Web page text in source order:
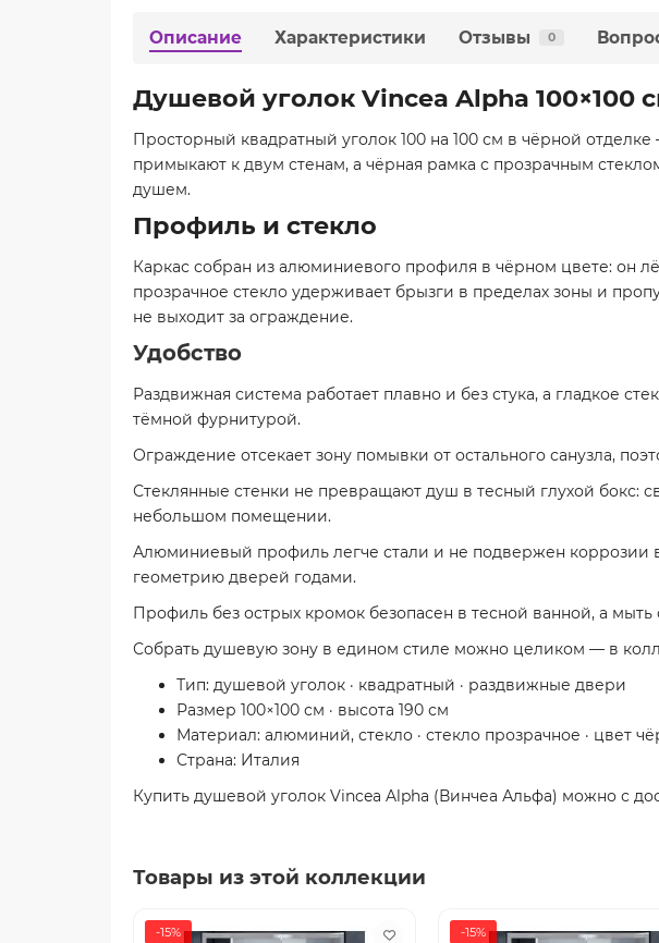
Описание Характеристики Отзывы 0
Душевой уголок Vincea Alpha 100×100
Просторный квадратный уголок 100 на 100 см в чёрной
примыкают к двум стенам, а чёрная рамка с прозрачным
душем.
Профиль и стекло
Каркас собран из алюминиевого профиля в чёрном цвете: он
прозрачное стекло удерживает брызги в пределах зоны и
не выходит за ограждение.
Удобство
Раздвижная система работает плавно и без стука, а гладкое
тёмной фурнитурой.
Ограждение отсекает зону помывки от остального санузла,
Стеклянные стенки не превращают душ в тесный глухой бокс:
небольшом помещении.
Алюминиевый профиль легче стали и не подвержен коррозии
геометрию дверей годами.
Профиль без острых кромок безопасен в тесной ванной, а
Собрать душевую зону в едином стиле можно целиком — в
Тип: душевой уголок · квадратный · раздвижные двери
Размер 100×100 см · высота 190 см
Материал: алюминий, стекло · стекло прозрачное · цвет
Страна: Италия
Купить душевой уголок Vincea Alpha (Винчеа Альфа) можно с
Товары из этой коллекции
-15% -15%